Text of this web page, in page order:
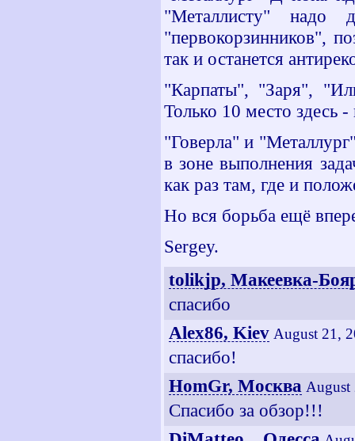
"Металлисту" надо
"первокорзинников",
так и останется
"Карпаты", "Заря",
Только 10 место здесь
"Говерла" и
в зоне выполнения
как раз там, где и
Но вся борьба ещё
Sergey.
tolikjp, Макеевка-
спасибо
Alex86, Kiev August 21,
спасибо!
HomGr, Москва August
Спасибо за обзор!!!